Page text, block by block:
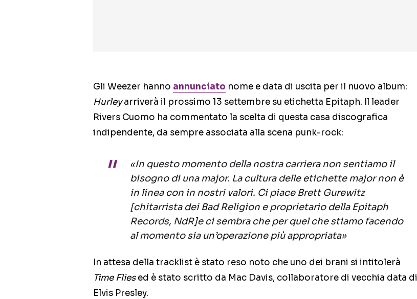
Gli Weezer hanno annunciato nome e data di uscita per il nuovo album:
Hurleyarriverà il prossimo 13 settembre su etichetta Epitaph. Il leader
Rivers Cuomo ha commentato la scelta di questa casa discografica
indipendente, da sempre associata alla scena punk-rock:
«In questo momento della nostra carriera non sentiamo il
bisogno di una major. La cultura delle etichette major non è
in linea con in nostri valori. Ci piace Brett Gurewitz
[chitarrista dei Bad Religion e proprietario della Epitaph
Records, NdR]e ci sembra che per quel che stiamo facendo
al momento sia un’operazione più appropriata»
In attesa della tracklist è stato reso noto che uno dei brani si intitolerà
Time Fliesed è stato scritto da Mac Davis, collaboratore di vecchia data di
Elvis Presley.